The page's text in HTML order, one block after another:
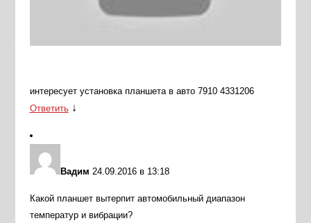
интересует установка планшета в авто 7910 4331206
Ответить ↓
Вадим 24.09.2016 в 13:18
Какой планшет вытерпит автомобильный диапазон
температур и вибрации?